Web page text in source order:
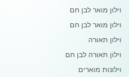
וילון מואר לבן חם
וילון מואר לבן חם
וילון תאורה
וילון תאורה לבן חם
וילונות מוארים